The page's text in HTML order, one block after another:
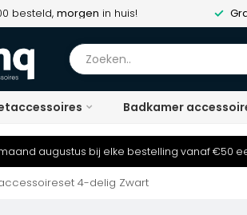
besteld, morgen in huis!
Badkamer
augustus bij elke bestelling vanaf €50
4-delig Zwart